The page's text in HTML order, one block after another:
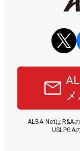
ALBA NetはR&A
USLPGA